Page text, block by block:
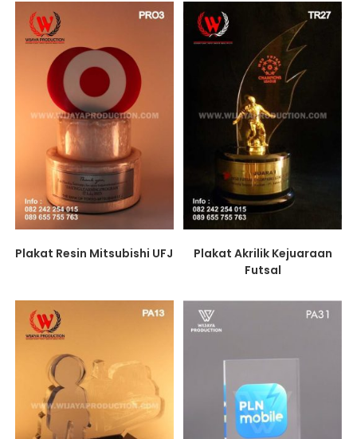
Plakat Resin Mitsubishi UFJ
Plakat Akrilik Kejuaraan
Futsal